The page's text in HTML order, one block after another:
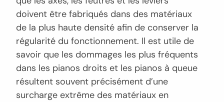
doivent être fabriqués dans des matériaux
de la plus haute densité afin de conserver la
régularité du fonctionnement. Il est utile de
savoir que les dommages les plus fréquents
dans les pianos droits et les pianos à queue
résultent souvent précisément d’une
surcharge extrême des matériaux en